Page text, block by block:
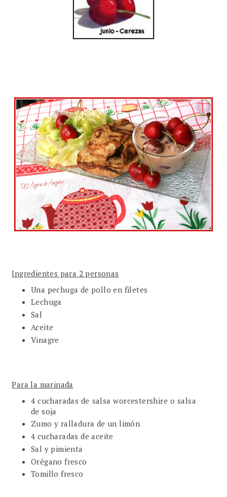
Ingredientes para 2 personas
Una pechuga de pollo en filetes
Lechuga
Sal
Aceite
Vinagre
Para la marinada
4 cucharadas de salsa worcestershire o salsa
de soja
Zumo y ralladura de un limón
4 cucharadas de aceite
Sal y pimienta
Orégano fresco
Tomillo fresco